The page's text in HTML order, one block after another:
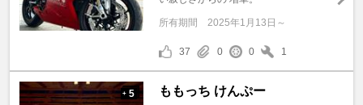
所有期間 2025年1月13日～
37 0 0 1
+ 5 ももっち けんぷー